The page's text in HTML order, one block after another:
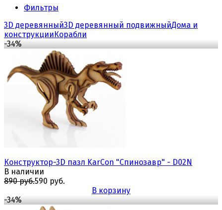
Фильтры
3D деревянный3D деревянный подвижныйДома и
конструкцииКорабли
-34%
Конструктор-3D пазл KarCon "Спинозавр" - D02N
В наличии
890 руб.590 руб.
В корзину
-34%